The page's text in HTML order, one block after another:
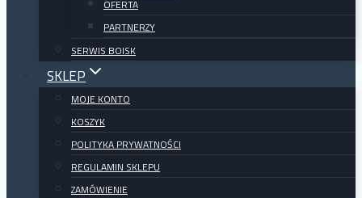
OFERTA
PARTNERZY
SERWIS BOISK
SKLEP
MOJE KONTO
KOSZYK
POLITYKA PRYWATNOŚCI
REGULAMIN SKLEPU
ZAMÓWIENIE